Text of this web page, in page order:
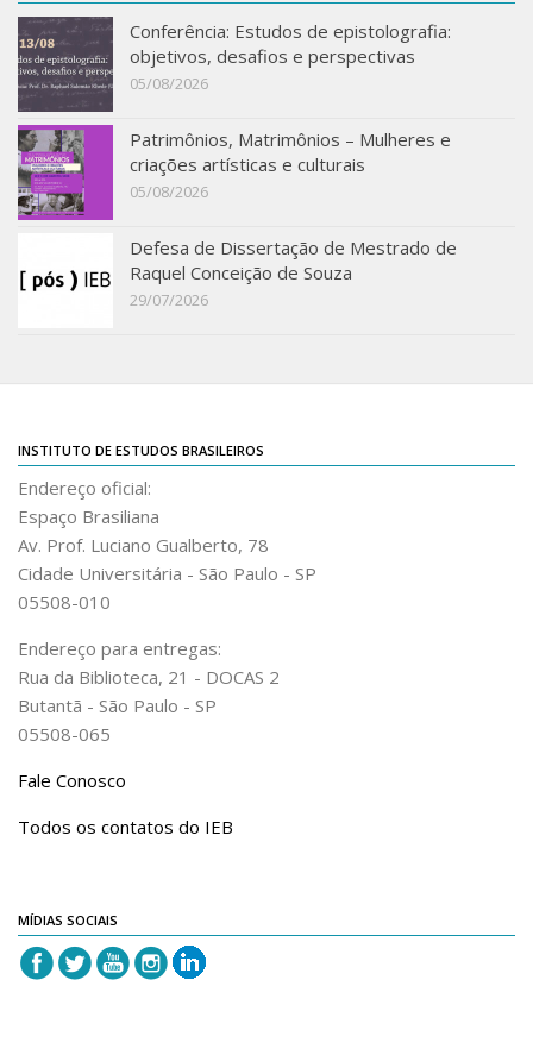
Acadêmico
Graduação
Pós-Graduação
Acervo
Publicações
Almanack Braziliense
Cadernos do IEB
Catálogos
Estudos Brasileiros
Livros publicados
MarioScriptor
Revista do IEB
English
Collection
History
IEB Library
IEB Visual Arts Collection
Post-doc / Researchers
Contact US
Conferência: Estudos de epistolografia:
objetivos, desafios e perspectivas
05/08/2026
Patrimônios, Matrimônios – Mulheres e
criações artísticas e culturais
05/08/2026
Defesa de Dissertação de Mestrado de
Raquel Conceição de Souza
29/07/2026
INSTITUTO DE ESTUDOS BRASILEIROS
Endereço oficial:
Espaço Brasiliana
Av. Prof. Luciano Gualberto, 78
Cidade Universitária - São Paulo - SP
05508-010
Endereço para entregas:
Rua da Biblioteca, 21 - DOCAS 2
Butantã - São Paulo - SP
05508-065
Fale Conosco
Todos os contatos do IEB
MÍDIAS SOCIAIS